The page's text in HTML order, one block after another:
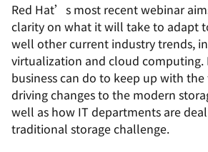
Red Hat’s most recent webinar
clarity on what it will take to adapt
well other current industry trends,
virtualization and cloud computing.
business can do to keep up with
driving changes to the modern
well as how IT departments are
traditional storage challenge.